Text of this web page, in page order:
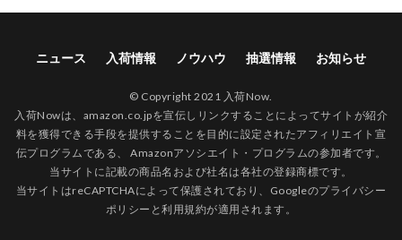
ニュース 入荷情報 ノウハウ 抽選情報 お知らせ
© Copyright 2021 入荷Now.
入荷Nowは、amazon.co.jpを宣伝しリンクすることによってサイトが紹介
料を獲得できる手段を提供することを目的に設定されたアフィリエイト宣
伝プログラムである、 Amazonアソシエイト・プログラムの参加者です。
当サイトに記載の商品名および社名は各社の登録商標です。
当サイトはreCAPTCHAによって保護されており、Googleのプライバシー
ポリシー と利用規約が適用されます。